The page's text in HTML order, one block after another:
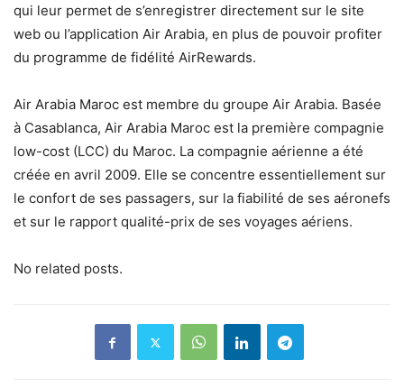
qui leur permet de s’enregistrer directement sur le site
web ou l’application Air Arabia, en plus de pouvoir profiter
du programme de fidélité AirRewards.
Air Arabia Maroc est membre du groupe Air Arabia. Basée
à Casablanca, Air Arabia Maroc est la première compagnie
low-cost (LCC) du Maroc. La compagnie aérienne a été
créée en avril 2009. Elle se concentre essentiellement sur
le confort de ses passagers, sur la fiabilité de ses aéronefs
et sur le rapport qualité-prix de ses voyages aériens.
No related posts.